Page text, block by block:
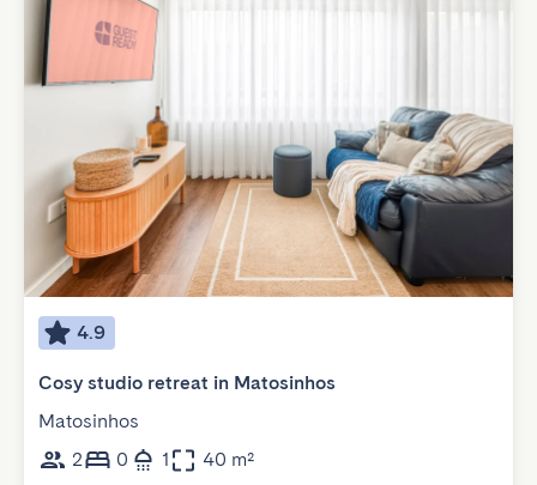
4.9
Cosy studio retreat in Matosinhos
Matosinhos
2
0 1 40 m²